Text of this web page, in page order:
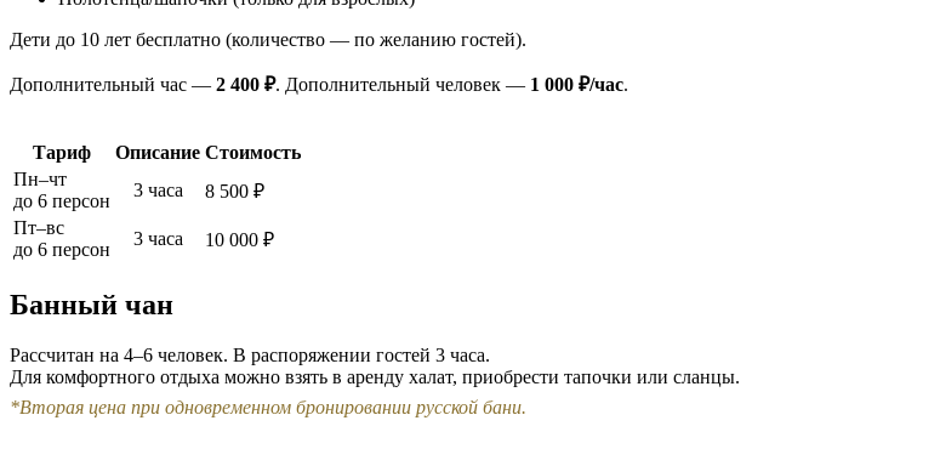
Дети до 10 лет бесплатно (количество — по желанию гостей).
Дополнительный час — 2 400 ₽. Дополнительный человек — 1 000 ₽/час.
Тариф Описание Стоимость
Пн–чт
до 6 персон
3 часа
8 500 ₽
Пт–вс
до 6 персон
3 часа 10 000 ₽
Банный чан
Рассчитан на 4–6 человек. В распоряжении гостей 3 часа.
Для комфортного отдыха можно взять в аренду халат, приобрести тапочки или сланцы.
*Вторая цена при одновременном бронировании русской бани.